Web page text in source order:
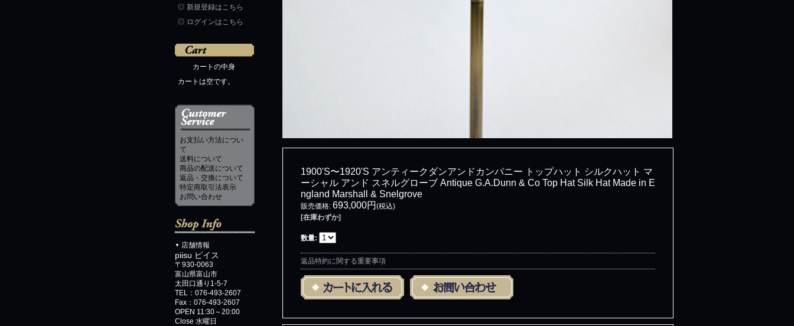
新規登録はこちら
ログインはこちら
カートの中身
カートは空です。
お支払い方法につい
て
送料について
商品の配送について
返品・交換について
特定商取引法表示
お問い合わせ
▼ 店舗情報
piisu ピイス
〒930-0063
富山県富山市
太田口通り1-5-7
TEL：076-493-2607
Fax：076-493-2607
OPEN 11:30～20:00
Close 水曜日
1900'S〜1920'S アンティークダンアンドカンパニー トップハット シルクハット マ
ーシャル アンド スネルグローブ Antique G.A.Dunn & Co Top Hat Silk Hat Made in E
ngland Marshall & Snelgrove
販売価格: 693,000円 (税込)
[在庫わずか]
数量:
返品特約に関する重要事項